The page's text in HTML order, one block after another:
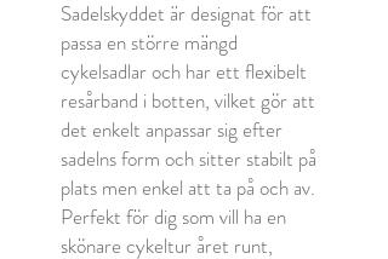
Sadelskyddet är designat för att
passa en större mängd
cykelsadlar och har ett flexibelt
resårband i botten, vilket gör att
det enkelt anpassar sig efter
sadelns form och sitter stabilt på
plats men enkel att ta på och av.
Perfekt för dig som vill ha en
skönare cykeltur året runt,